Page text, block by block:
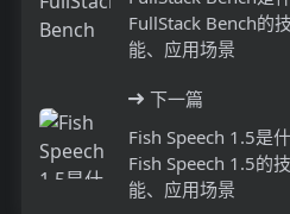
FullStack Bench的
能、应用场景
下一篇
Fish Speech 1.5是
Fish Speech 1.5的
能、应用场景